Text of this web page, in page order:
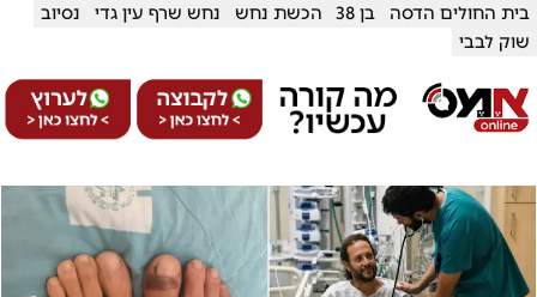
בית החולים הדסה בן 38 הכשת נחש נחש שרף עין גדי
נסיוב
שוק לבבי